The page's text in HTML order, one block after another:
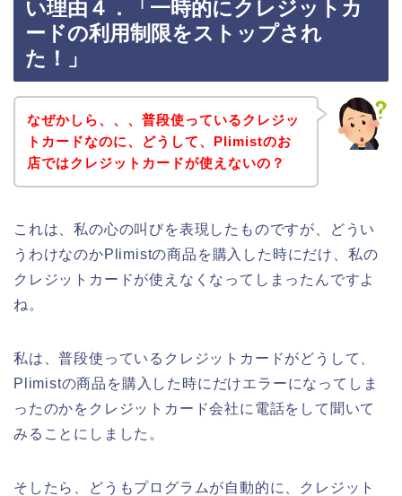
い理由４．「一時的にクレジットカ
ードの利用制限をストップされ
た！」
なぜかしら、、、普段使っているクレジッ
トカードなのに、どうして、Plimistのお
店ではクレジットカードが使えないの？
これは、私の心の叫びを表現したものですが、どうい
うわけなのかPlimistの商品を購入した時にだけ、私の
クレジットカードが使えなくなってしまったんですよ
ね。
私は、普段使っているクレジットカードがどうして、
Plimistの商品を購入した時にだけエラーになってしま
ったのかをクレジットカード会社に電話をして聞いて
みることにしました。
そしたら、どうもプログラムが自動的に、クレジット